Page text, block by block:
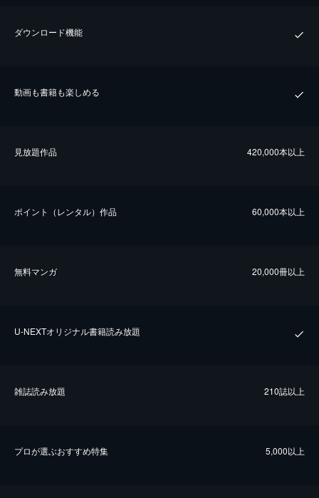
ダウンロード機能
動画も書籍も楽しめる
⾒放題作品 420,000本以上
ポイント（レンタル）作品 60,000本以上
無料マンガ 20,000冊以上
U-NEXTオリジナル書籍読み放題
雑誌読み放題 210誌以上
プロが選ぶおすすめ特集 5,000以上